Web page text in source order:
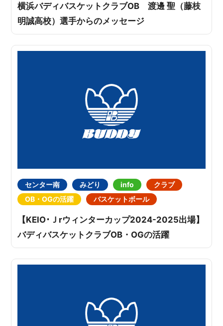
横浜バディバスケットクラブOB 渡邊 聖（藤枝
明誠高校）選手からのメッセージ
センター南 みどり info
クラブ
OB・OGの活躍
バスケットボール
【KEIO･Ｊrウィンターカップ2024-2025出場】
バディバスケットクラブOB・OGの活躍